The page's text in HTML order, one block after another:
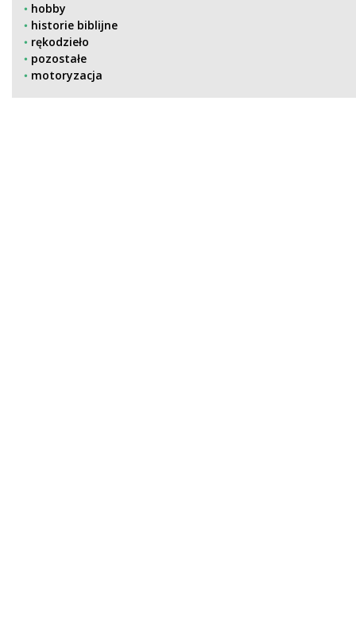
hobby
historie biblijne
rękodzieło
pozostałe
motoryzacja